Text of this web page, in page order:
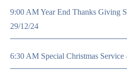
9:00 AM Year End Thanks Giving
29/12/24
6:30 AM Special Christmas Service